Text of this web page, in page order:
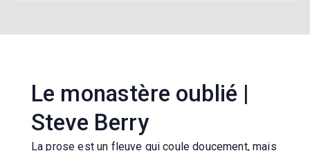
Le monastère oublié |
Steve Berry
La prose est un fleuve qui coule doucement, mais